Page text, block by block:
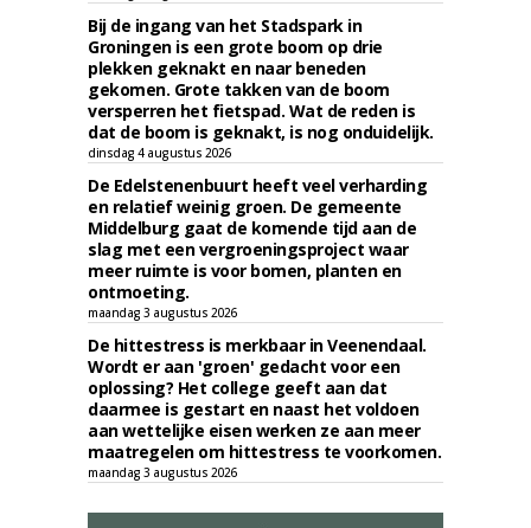
Bij de ingang van het Stadspark in
Groningen is een grote boom op drie
plekken geknakt en naar beneden
gekomen. Grote takken van de boom
versperren het fietspad. Wat de reden is
dat de boom is geknakt, is nog onduidelijk.
dinsdag 4 augustus 2026
De Edelstenenbuurt heeft veel verharding
en relatief weinig groen. De gemeente
Middelburg gaat de komende tijd aan de
slag met een vergroeningsproject waar
meer ruimte is voor bomen, planten en
ontmoeting.
maandag 3 augustus 2026
De hittestress is merkbaar in Veenendaal.
Wordt er aan 'groen' gedacht voor een
oplossing? Het college geeft aan dat
daarmee is gestart en naast het voldoen
aan wettelijke eisen werken ze aan meer
maatregelen om hittestress te voorkomen.
maandag 3 augustus 2026